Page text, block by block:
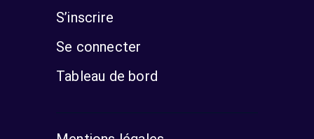
S’inscrire
Se connecter
Tableau de bord